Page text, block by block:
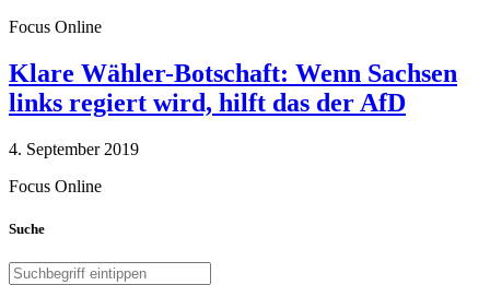
Focus Online
Klare Wähler-Botschaft: Wenn Sachsen
links regiert wird, hilft das der AfD
4. September 2019
Focus Online
Suche